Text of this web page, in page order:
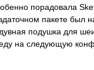
порадовала
пакете был
подушка для
на следующую